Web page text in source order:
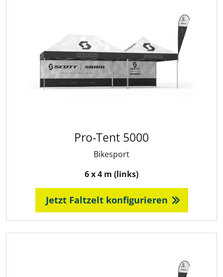
Pro-Tent 5000
Bikesport
6 x 4 m (links)
Jetzt Faltzelt konfigurieren